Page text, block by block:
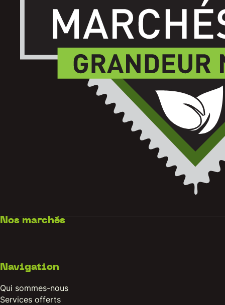
Nos marchés
Navigation
Qui sommes-nous
Services offerts